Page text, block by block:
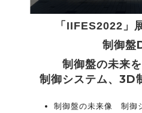
「IIFES2022」
制御
制御盤の未来
制御システム、3D
制御盤の未来像 制御